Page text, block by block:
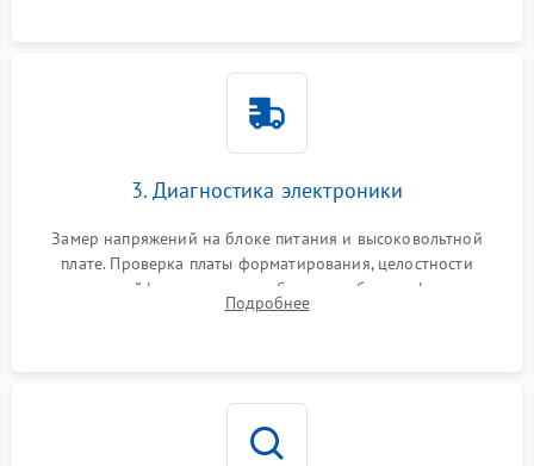
3. Диагностика электроники
Замер напряжений на блоке питания и высоковольтной
плате. Проверка платы форматирования, целостности
плоских шлейфов сканера и работоспособности флажков и
оптопар (датчиков прохождения бумаги).
Подробнее